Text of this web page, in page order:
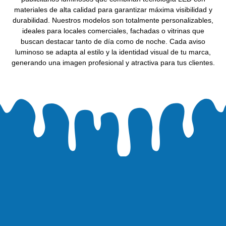
materiales de alta calidad para garantizar máxima visibilidad y
durabilidad. Nuestros modelos son totalmente personalizables,
ideales para locales comerciales, fachadas o vitrinas que
buscan destacar tanto de día como de noche. Cada aviso
luminoso se adapta al estilo y la identidad visual de tu marca,
generando una imagen profesional y atractiva para tus clientes.